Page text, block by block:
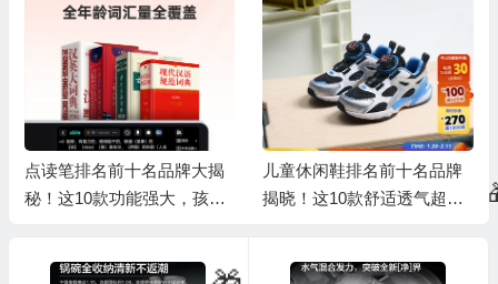
点读笔排名前十名品牌大揭
秘！这10款功能强大，孩子
儿童休闲鞋排名前十名品牌
揭晓！这10款舒适透气超好